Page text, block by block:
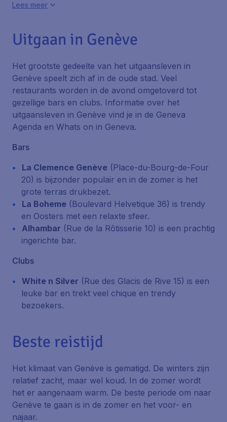
Lees meer
Uitgaan in Genève
Het grootste gedeelte van het uitgaansleven in
Genève speelt zich af in de oude stad. Veel
restaurants worden in de avond omgetoverd tot
gezellige bars en clubs. Informatie over het
uitgaansleven in Genève vind je in de Geneva
Agenda en Whats on in Geneva.
Bars
La Clemence Genève (Place-du-Bourg-de-Four
20) is bijzonder populair en in de zomer is het
grote terras drukbezet.
La Boheme (Boulevard Helvetique 36) is trendy
en Oosters met een relaxte sfeer.
Alhambar (Rue de la Rôtisserie 10) is een prachtig
ingerichte bar.
Clubs
White n Silver (Rue des Glacis de Rive 15) is een
leuke bar en trekt veel chique en trendy
bezoekers.
Beste reistijd
Het klimaat van Genève is gematigd. De winters zijn
relatief zacht, maar wel koud. In de zomer wordt
het er aangenaam warm. De beste periode om naar
Genève te gaan is in de zomer en het voor- en
najaar.